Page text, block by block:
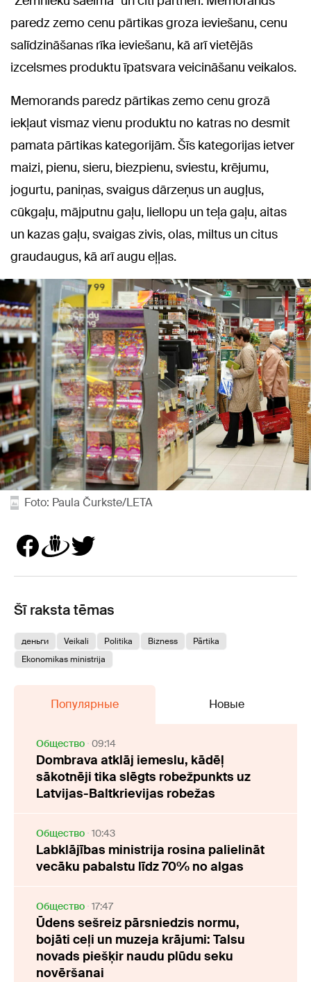
paredz zemo cenu pārtikas groza ieviešanu, cenu
salīdzināšanas rīka ieviešanu, kā arī vietējās
izcelsmes produktu īpatsvara veicināšanu veikalos.
Memorands paredz pārtikas zemo cenu grozā
iekļaut vismaz vienu produktu no katras no desmit
pamata pārtikas kategorijām. Šīs kategorijas ietver
maizi, pienu, sieru, biezpienu, sviestu, krējumu,
jogurtu, paniņas, svaigus dārzeņus un augļus,
cūkgaļu, mājputnu gaļu, liellopu un teļa gaļu, aitas
un kazas gaļu, svaigas zivis, olas, miltus un citus
graudaugus, kā arī augu eļļas.
Foto: Paula Čurkste/LETA
Šī raksta tēmas
деньги Veikali Politika Bizness
Pārtika
Ekonomikas ministrija
Популярные Новые
Oбщество 09:14
Dombrava atklāj iemeslu, kādēļ
sākotnēji tika slēgts robežpunkts uz
Latvijas-Baltkrievijas robežas
Oбщество 10:43
Labklājības ministrija rosina palielināt
vecāku pabalstu līdz 70% no algas
Oбщество 17:47
Ūdens sešreiz pārsniedzis normu,
bojāti ceļi un muzeja krājumi: Talsu
novads piešķir naudu plūdu seku
novēršanai